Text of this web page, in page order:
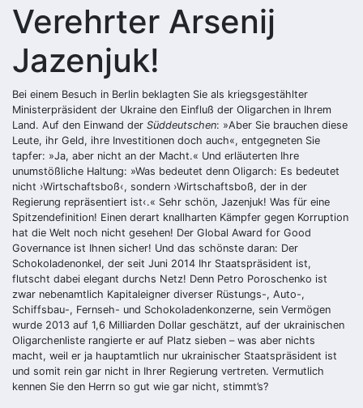
Verehrter Arsenij
Jazenjuk!
Bei einem Besuch in Berlin beklagten Sie als kriegsgestählter
Ministerpräsident der Ukraine den Einfluß der Oligarchen in Ihrem
Land. Auf den Einwand der Süddeutschen: »Aber Sie brauchen diese
Leute, ihr Geld, ihre Investitionen doch auch«, entgegneten Sie
tapfer: »Ja, aber nicht an der Macht.« Und erläuterten Ihre
unumstößliche Haltung: »Was bedeutet denn Oligarch: Es bedeutet
nicht ›Wirtschaftsboß‹, sondern ›Wirtschaftsboß, der in der
Regierung repräsentiert ist‹.« Sehr schön, Jazenjuk! Was für eine
Spitzendefinition! Einen derart knallharten Kämpfer gegen Korruption
hat die Welt noch nicht gesehen! Der Global Award for Good
Governance ist Ihnen sicher! Und das schönste daran: Der
Schokoladenonkel, der seit Juni 2014 Ihr Staatspräsident ist,
flutscht dabei elegant durchs Netz! Denn Petro Poroschenko ist
zwar nebenamtlich Kapitaleigner diverser Rüstungs-, Auto-,
Schiffsbau-, Fernseh- und Schokoladenkonzerne, sein Vermögen
wurde 2013 auf 1,6 Milliarden Dollar geschätzt, auf der ukrainischen
Oligarchenliste rangierte er auf Platz sieben – was aber nichts
macht, weil er ja hauptamtlich nur ukrainischer Staatspräsident ist
und somit rein gar nicht in Ihrer Regierung vertreten. Vermutlich
kennen Sie den Herrn so gut wie gar nicht, stimmt’s?